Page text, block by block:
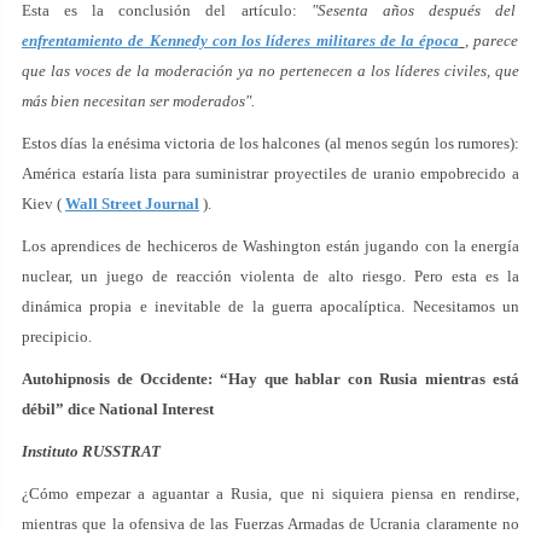
Esta es la conclusión del artículo: "Sesenta años después del
enfrentamiento de Kennedy con los líderes militares de la época , parece
que las voces de la moderación ya no pertenecen a los líderes civiles, que
más bien necesitan ser moderados".
Estos días la enésima victoria de los halcones (al menos según los rumores):
América estaría lista para suministrar proyectiles de uranio empobrecido a
Kiev ( Wall Street Journal ).
Los aprendices de hechiceros de Washington están jugando con la energía
nuclear, un juego de reacción violenta de alto riesgo. Pero esta es la
dinámica propia e inevitable de la guerra apocalíptica. Necesitamos un
precipicio.
Autohipnosis de Occidente: “Hay que hablar con Rusia mientras está
débil” dice National Interest
Instituto RUSSTRAT
¿Cómo empezar a aguantar a Rusia, que ni siquiera piensa en rendirse,
mientras que la ofensiva de las Fuerzas Armadas de Ucrania claramente no